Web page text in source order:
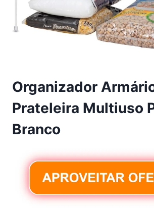
Organizador
Prateleira Multiuso
Branco